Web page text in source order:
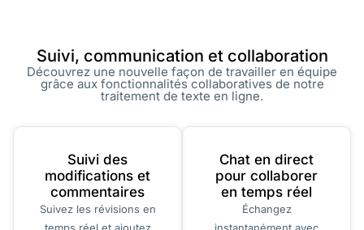
Suivi, communication et collaboration
Découvrez une nouvelle façon de travailler en équipe
grâce aux fonctionnalités collaboratives de notre
traitement de texte en ligne.
Suivi des
modifications et
commentaires
Suivez les révisions en
Chat en direct
pour collaborer
en temps réel
Échangez